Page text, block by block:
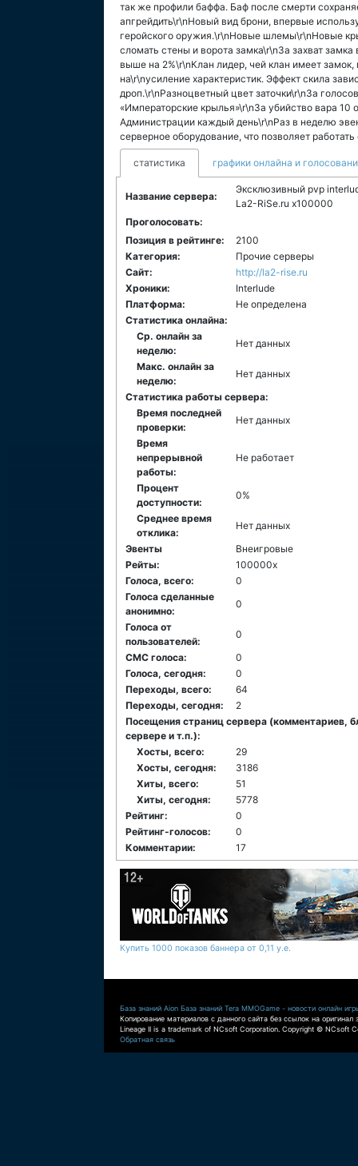
так же профили баффа. Баф после смерти
апгрейдить\r\nНовый вид брони, впервые
геройского оружия.\r\nНовые шлемы\r\nНовые
сломать стены и ворота замка\r\nЗа захват
выше на 2%\r\nКлан лидер, чей клан имеет
на\r\nусиление характеристик. Эффект скила
дроп.\r\nРазноцветный цвет заточки\r\nЗа
«Императорские крылья»\r\nЗа убийство вара 10
Администрации каждый день\r\nРаз в неделю
серверное оборудование, что позволяет
статистика графики онлайна и
Название сервера:
Эксклюзивный pvp
La2-RiSe.ru x100000
Проголосовать:
Позиция в рейтинге:
2100
Категория:
Прочие серверы
Сайт:
http://la2-rise.ru
Хроники:
Interlude
Платформа:
Не определена
Статистика онлайна:
Ср. онлайн за
неделю:
Нет данных
Макс. онлайн за
неделю:
Нет данных
Статистика работы сервера:
Время последней
проверки:
Нет данных
Время
непрерывной
работы:
Не работает
Процент
доступности:
0%
Среднее время
отклика:
Нет данных
Эвенты
Внеигровые
Рейты:
100000x
Голоса, всего:
0
Голоса сделанные
анонимно:
0
Голоса от
пользователей:
0
СМС голоса:
0
Голоса, сегодня:
0
Переходы, всего:
64
Переходы, сегодня:
2
Посещения страниц сервера (комментариев,
сервере и т.п.):
Хосты, всего:
29
Хосты, сегодня:
3186
Хиты, всего:
51
Хиты, сегодня:
5778
Рейтинг:
0
Рейтинг-голосов:
0
Комментарии:
17
Купить 1000 показов баннера от 0,11 у.е.
База знаний Aion База знаний Tera MMOGame - новости онлайн
Копирование материалов с данного сайта без ссылок на оригинал
Lineage II is a trademark of NCsoft Corporation. Copyright © NCsoft
Обратная связь